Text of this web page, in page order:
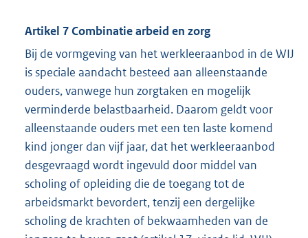
Artikel 7 Combinatie arbeid en zorg
Bij de vormgeving van het werkleeraanbod in de WIJ
is speciale aandacht besteed aan alleenstaande
ouders, vanwege hun zorgtaken en mogelijk
verminderde belastbaarheid. Daarom geldt voor
alleenstaande ouders met een ten laste komend
kind jonger dan vijf jaar, dat het werkleeraanbod
desgevraagd wordt ingevuld door middel van
scholing of opleiding die de toegang tot de
arbeidsmarkt bevordert, tenzij een dergelijke
scholing de krachten of bekwaamheden van de